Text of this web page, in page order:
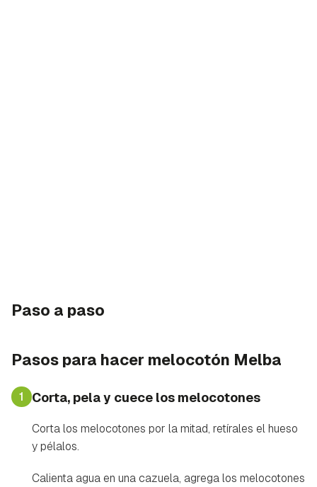
Paso a paso
Pasos para hacer melocotón Melba
1 Corta, pela y cuece los melocotones
Corta los melocotones por la mitad, retírales el hueso
y pélalos.
Calienta agua en una cazuela, agrega los melocotones